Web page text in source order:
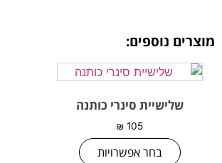
מוצרים נוספים:
שלישיית סינרי כותנה
₪ 105
בחר אפשרויות